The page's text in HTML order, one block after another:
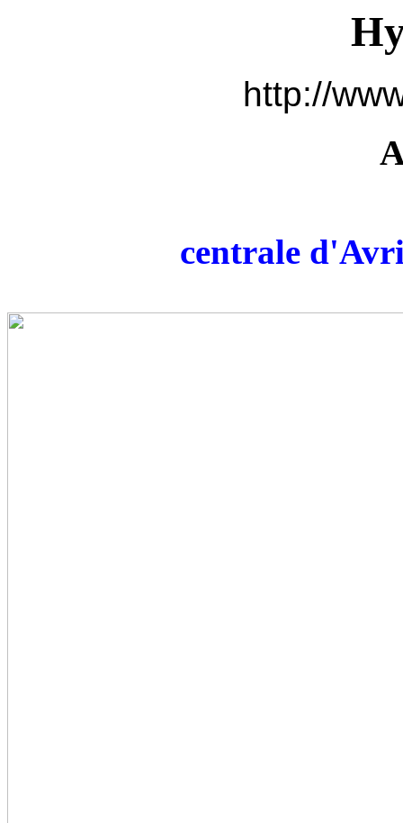
http://
centrale